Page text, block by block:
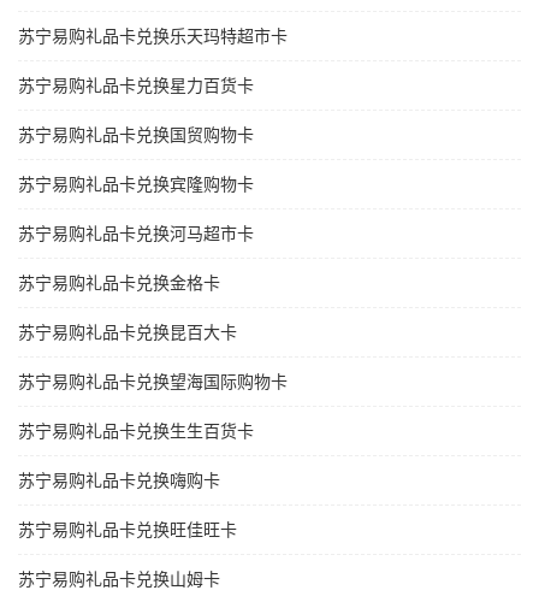
苏宁易购礼品卡兑换乐天玛特超市卡
苏宁易购礼品卡兑换星力百货卡
苏宁易购礼品卡兑换国贸购物卡
苏宁易购礼品卡兑换宾隆购物卡
苏宁易购礼品卡兑换河马超市卡
苏宁易购礼品卡兑换金格卡
苏宁易购礼品卡兑换昆百大卡
苏宁易购礼品卡兑换望海国际购物卡
苏宁易购礼品卡兑换生生百货卡
苏宁易购礼品卡兑换嗨购卡
苏宁易购礼品卡兑换旺佳旺卡
苏宁易购礼品卡兑换山姆卡